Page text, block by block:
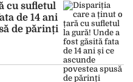
cu sufletul
de 14 ani
de părinți